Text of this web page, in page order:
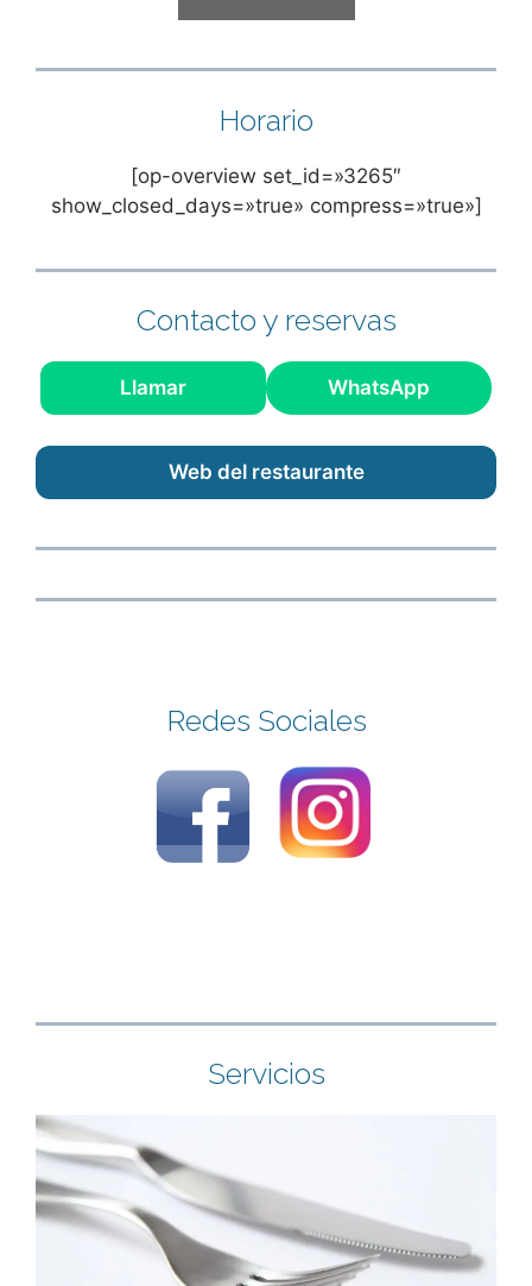
Horario
[op-overview set_id=»3265″
show_closed_days=»true» compress=»true»]
Contacto y reservas
Llamar WhatsApp
Web del restaurante
Redes Sociales
Servicios